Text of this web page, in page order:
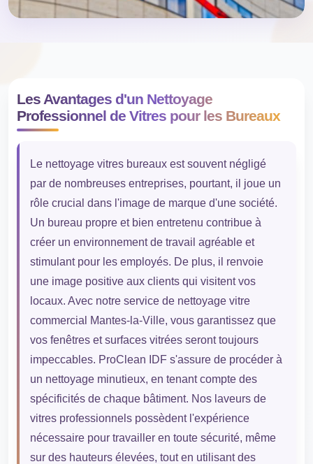
Les Avantages d'un Nettoyage
Professionnel de Vitres pour les Bureaux
Le nettoyage vitres bureaux est souvent négligé
par de nombreuses entreprises, pourtant, il joue un
rôle crucial dans l'image de marque d'une société.
Un bureau propre et bien entretenu contribue à
créer un environnement de travail agréable et
stimulant pour les employés. De plus, il renvoie
une image positive aux clients qui visitent vos
locaux. Avec notre service de nettoyage vitre
commercial Mantes-la-Ville, vous garantissez que
vos fenêtres et surfaces vitrées seront toujours
impeccables. ProClean IDF s'assure de procéder à
un nettoyage minutieux, en tenant compte des
spécificités de chaque bâtiment. Nos laveurs de
vitres professionnels possèdent l'expérience
nécessaire pour travailler en toute sécurité, même
sur des hauteurs élevées, tout en utilisant des